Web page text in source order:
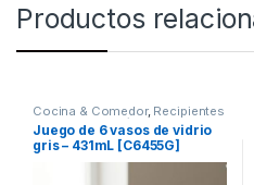
Productos
Cocina & Comedor, Recipientes
para bebidas y líquidos Vasos
Juego de 6 vasos de vidrio
gris – 431mL [C6455G]